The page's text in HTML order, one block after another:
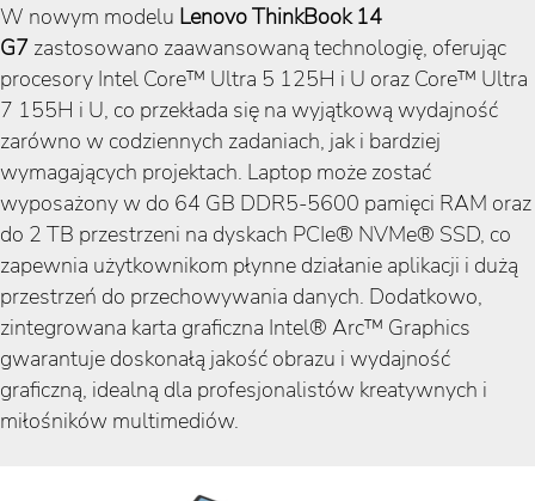
W nowym modelu Lenovo ThinkBook 14
G7 zastosowano zaawansowaną technologię, oferując
procesory Intel Core™ Ultra 5 125H i U oraz Core™ Ultra
7 155H i U, co przekłada się na wyjątkową wydajność
zarówno w codziennych zadaniach, jak i bardziej
wymagających projektach. Laptop może zostać
wyposażony w do 64 GB DDR5-5600 pamięci RAM oraz
do 2 TB przestrzeni na dyskach PCIe® NVMe® SSD, co
zapewnia użytkownikom płynne działanie aplikacji i dużą
przestrzeń do przechowywania danych. Dodatkowo,
zintegrowana karta graficzna Intel® Arc™ Graphics
gwarantuje doskonałą jakość obrazu i wydajność
graficzną, idealną dla profesjonalistów kreatywnych i
miłośników multimediów.